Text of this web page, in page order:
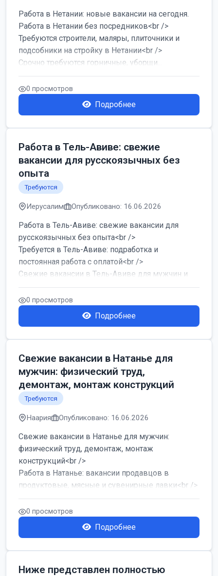
Работа в Нетании: новые вакансии на сегодня.
Работа в Нетании без посредников<br />
Требуются строители, маляры, плиточники и
подсобники на стройку в Нетании<br />
Срочно требуются горничные, уборщи...
0 просмотров
Подробнее
Работа в Тель-Авиве: свежие
вакансии для русскоязычных без
опыта
Требуются
Иерусалим Опубликовано: 16.06.2026
Работа в Тель-Авиве: свежие вакансии для
русскоязычных без опыта<br />
Требуется в Тель-Авиве: подработка и
постоянная работа с оплатой<br />
Свежие вакансии в Тель-Авиве для мужчин и
женщин от хозя...
0 просмотров
Подробнее
Свежие вакансии в Натанье для
мужчин: физический труд,
демонтаж, монтаж конструкций
Требуются
Наария Опубликовано: 16.06.2026
Свежие вакансии в Натанье для мужчин:
физический труд, демонтаж, монтаж
конструкций<br />
Работа в Натанье: вакансии продавцов в
продуктовые, мясные и сувенирные лавки<br />
Разнорабочий на сборку м...
0 просмотров
Подробнее
Ниже представлен полностью